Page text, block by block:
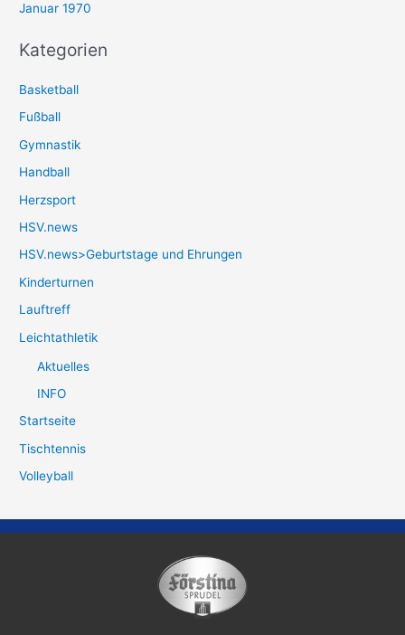
Januar 1970
Kategorien
Basketball
Fußball
Gymnastik
Handball
Herzsport
HSV.news
HSV.news>Geburtstage und Ehrungen
Kinderturnen
Lauftreff
Leichtathletik
Aktuelles
INFO
Startseite
Tischtennis
Volleyball